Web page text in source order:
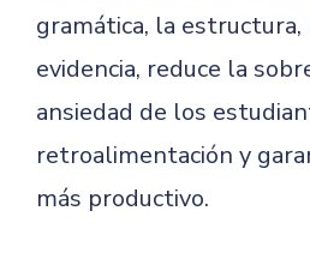
gramática, la estructura,
evidencia, reduce la
ansiedad de los
retroalimentación y
más productivo.